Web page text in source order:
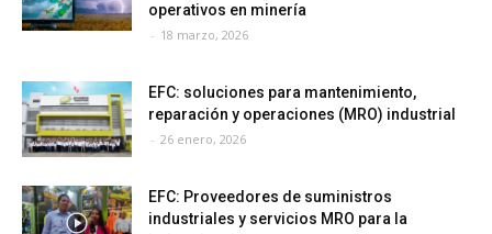
operativos en minería
- 18 marzo, 2026
EFC: soluciones para mantenimiento,
reparación y operaciones (MRO) industrial
- 26 enero, 2026
EFC: Proveedores de suministros
industriales y servicios MRO para la